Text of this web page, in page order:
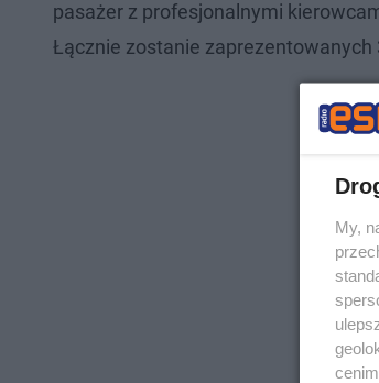
pasażer z profesjonalnymi
Łącznie zostanie
My,